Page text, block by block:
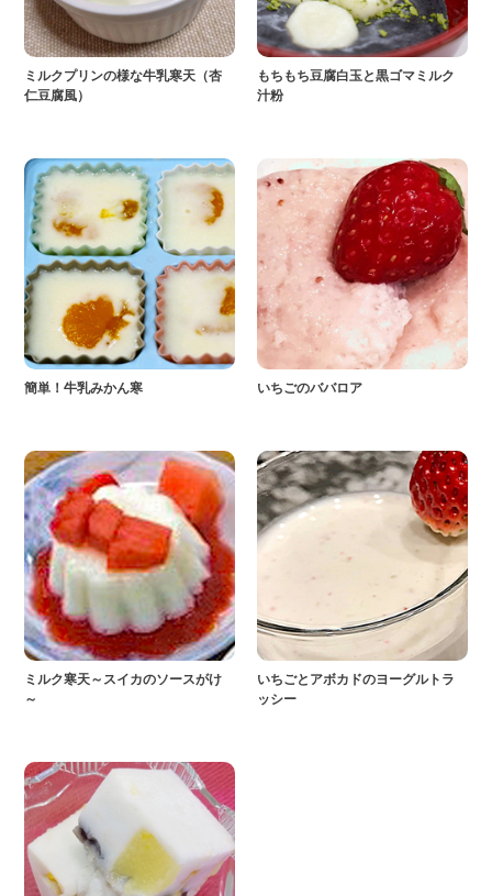
ミルクプリンの様な牛乳寒天（杏
仁豆腐風）
もちもち豆腐白玉と黒ゴマミルク
汁粉
簡単！牛乳みかん寒 いちごのババロア
ミルク寒天～スイカのソースがけ
～
いちごとアボカドのヨーグルトラ
ッシー